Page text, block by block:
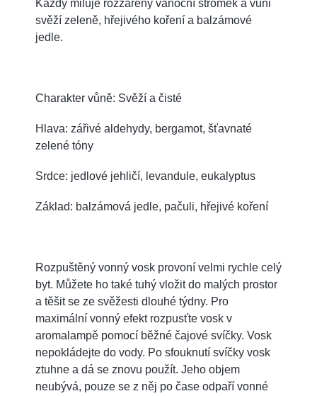
Každý miluje rozzářený vánoční stromek a vůni
svěží zeleně, hřejivého koření a balzámové
jedle.
Charakter vůně: Svěží a čisté
Hlava: zářivé aldehydy, bergamot, šťavnaté
zelené tóny
Srdce: jedlové jehličí, levandule, eukalyptus
Základ: balzámová jedle, pačuli, hřejivé koření
Rozpuštěný vonný vosk provoní velmi rychle celý
byt. Můžete ho také tuhý vložit do malých prostor
a těšit se ze svěžesti dlouhé týdny. Pro
maximální vonný efekt rozpusťte vosk v
aromalampě pomocí běžné čajové svíčky. Vosk
nepokládejte do vody. Po sfouknutí svíčky vosk
ztuhne a dá se znovu použít. Jeho objem
neubývá, pouze se z něj po čase odpaří vonné